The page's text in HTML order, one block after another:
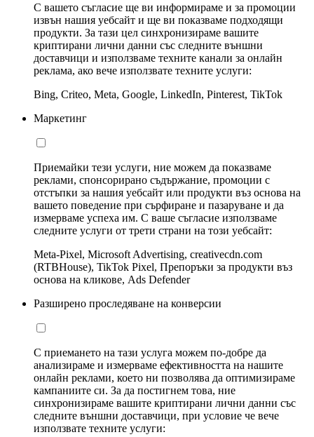
С вашето съгласие ще ви информираме и за промоции
извън нашия уебсайт и ще ви показваме подходящи
продукти. За тази цел синхронизираме вашите
криптирани лични данни със следните външни
доставчици и използваме техните канали за онлайн
реклама, ако вече използвате техните услуги:
Bing, Criteo, Meta, Google, LinkedIn, Pinterest, TikTok
Маркетинг
Приемайки тези услуги, ние можем да показваме
реклами, спонсорирано съдържание, промоции с
отстъпки за нашия уебсайт или продукти въз основа на
вашето поведение при сърфиране и пазаруване и да
измерваме успеха им. С ваше съгласие използваме
следните услуги от трети страни на този уебсайт:
Meta-Pixel, Microsoft Advertising, creativecdn.com
(RTBHouse), TikTok Pixel, Препоръки за продукти въз
основа на кликове, Ads Defender
Разширено проследяване на конверсии
С приемането на тази услуга можем по-добре да
анализираме и измерваме ефективността на нашите
онлайн реклами, което ни позволява да оптимизираме
кампаниите си. За да постигнем това, ние
синхронизираме вашите криптирани лични данни със
следните външни доставчици, при условие че вече
използвате техните услуги: